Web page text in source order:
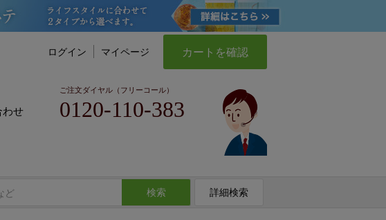
ログイン マイページ カートを確認
わせ
ご注文ダイヤル（フリーコール）
0120-110-383
検索 詳細検索